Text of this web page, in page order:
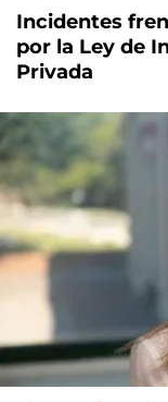
Incidentes
por la Ley de
Privada